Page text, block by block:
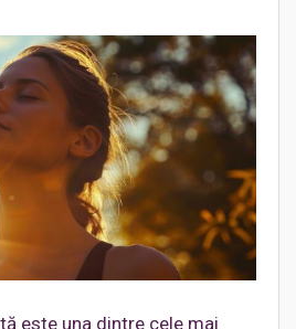
este una dintre cele mai